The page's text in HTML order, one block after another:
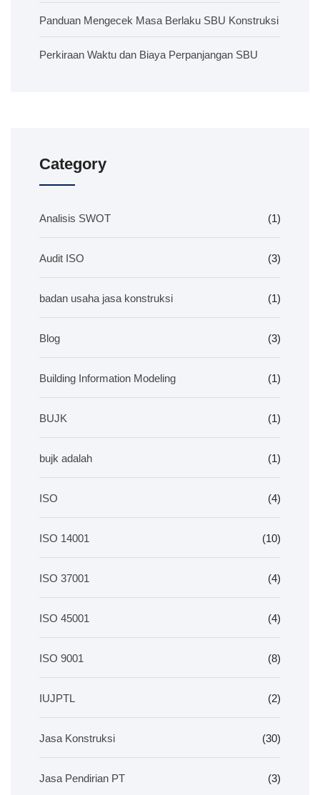
Panduan Mengecek Masa Berlaku SBU Konstruksi
Perkiraan Waktu dan Biaya Perpanjangan SBU
Category
Analisis SWOT (1)
Audit ISO (3)
badan usaha jasa konstruksi (1)
Blog (3)
Building Information Modeling (1)
BUJK (1)
bujk adalah (1)
ISO (4)
ISO 14001 (10)
ISO 37001 (4)
ISO 45001 (4)
ISO 9001 (8)
IUJPTL (2)
Jasa Konstruksi (30)
Jasa Pendirian PT (3)